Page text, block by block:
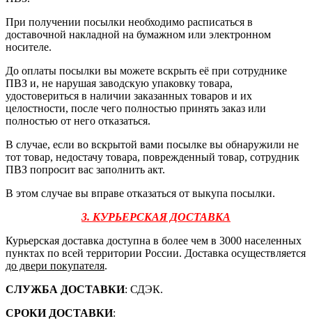
При получении посылки необходимо расписаться в
доставочной накладной на бумажном или электронном
носителе.
До оплаты посылки вы можете вскрыть её при сотруднике
ПВЗ и, не нарушая заводскую упаковку товара,
удостовериться в наличии заказанных товаров и их
целостности, после чего полностью принять заказ или
полностью от него отказаться.
В случае, если во вскрытой вами посылке вы обнаружили не
тот товар, недостачу товара, поврежденный товар, сотрудник
ПВЗ попросит вас заполнить акт.
В этом случае вы вправе отказаться от выкупа посылки.
3. КУРЬЕРСКАЯ ДОСТАВКА
Курьерская доставка доступна в более чем в 3000 населенных
пунктах по всей территории России. Доставка осуществляется
до двери покупателя.
СЛУЖБА ДОСТАВКИ: СДЭК.
СРОКИ ДОСТАВКИ: